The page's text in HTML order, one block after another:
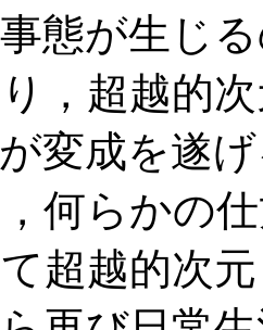
態が生じ
，超越的
変成を遂
何らかの
超越的次